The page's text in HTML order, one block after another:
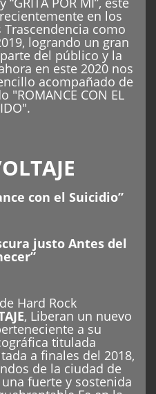
con el Suicidio”
justo Antes del
Hard Rock
, Liberan un nuevo
a su
titulada
a finales del 2018,
de la ciudad de
fuerte y sostenida